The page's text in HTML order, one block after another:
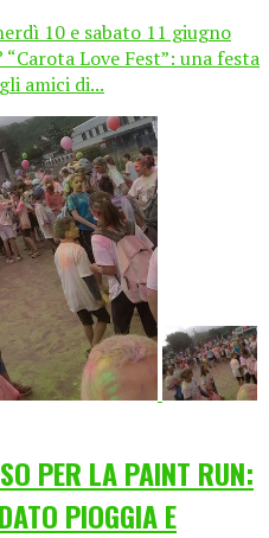
10 e sabato 11 giugno
Love Fest”: una festa
amici di...
PER LA PAINT RUN:
PIOGGIA E